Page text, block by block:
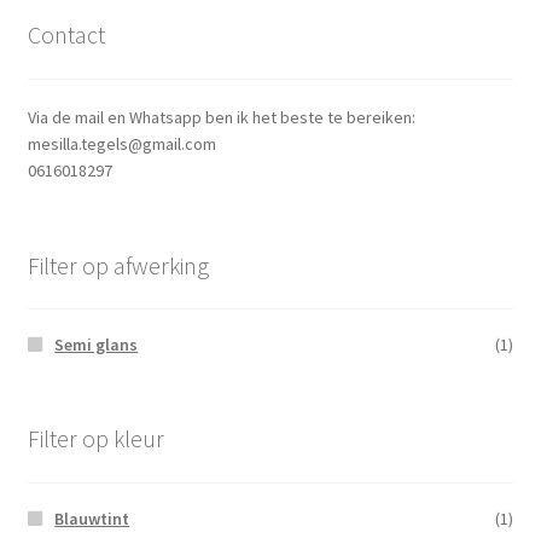
Contact
Via de mail en Whatsapp ben ik het beste te bereiken:
mesilla.tegels@gmail.com
0616018297
Filter op afwerking
Semi glans (1)
Filter op kleur
Blauwtint (1)